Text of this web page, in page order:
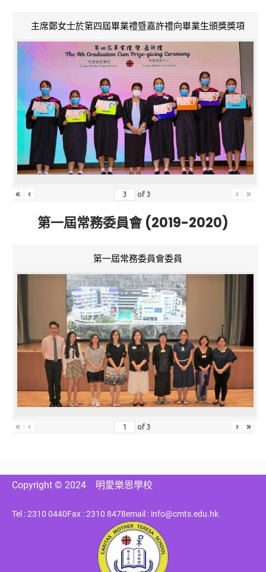
主席鄭女士於第四屆畢業禮暨嘉許禮向畢業生頒獎獎項
« ‹ of3 › »
第一屆常務委員會 (2019-2020)
第一屆常務委員會委員
« ‹ of3 › »
Copyright © 2024 明愛樂恩學校
Tel : 2310 0440Fax : 2310 8478email : info@cmts.edu.hk